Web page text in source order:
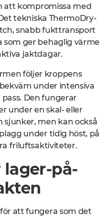
att kompromissa med
tekniska ThermoDry-
snabb fukttransport
ger behaglig värme
jaktdagar.
följer kroppens
under intensiva
Den fungerar
under en skal- eller
men kan också
under tidig höst, på
friluftsaktiviteter.
på-
att fungera som det